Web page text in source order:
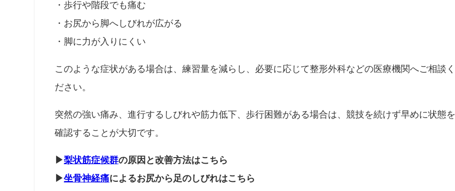
・歩行や階段でも痛む
・お尻から脚へしびれが広がる
・脚に力が入りにくい
このような症状がある場合は、練習量を減らし、必要に応じて整形外科などの医療機関へご相談く
ださい。
突然の強い痛み、進行するしびれや筋力低下、歩行困難がある場合は、競技を続けず早めに状態を
確認することが大切です。
▶梨状筋症候群の原因と改善方法はこちら
▶坐骨神経痛によるお尻から足のしびれはこちら